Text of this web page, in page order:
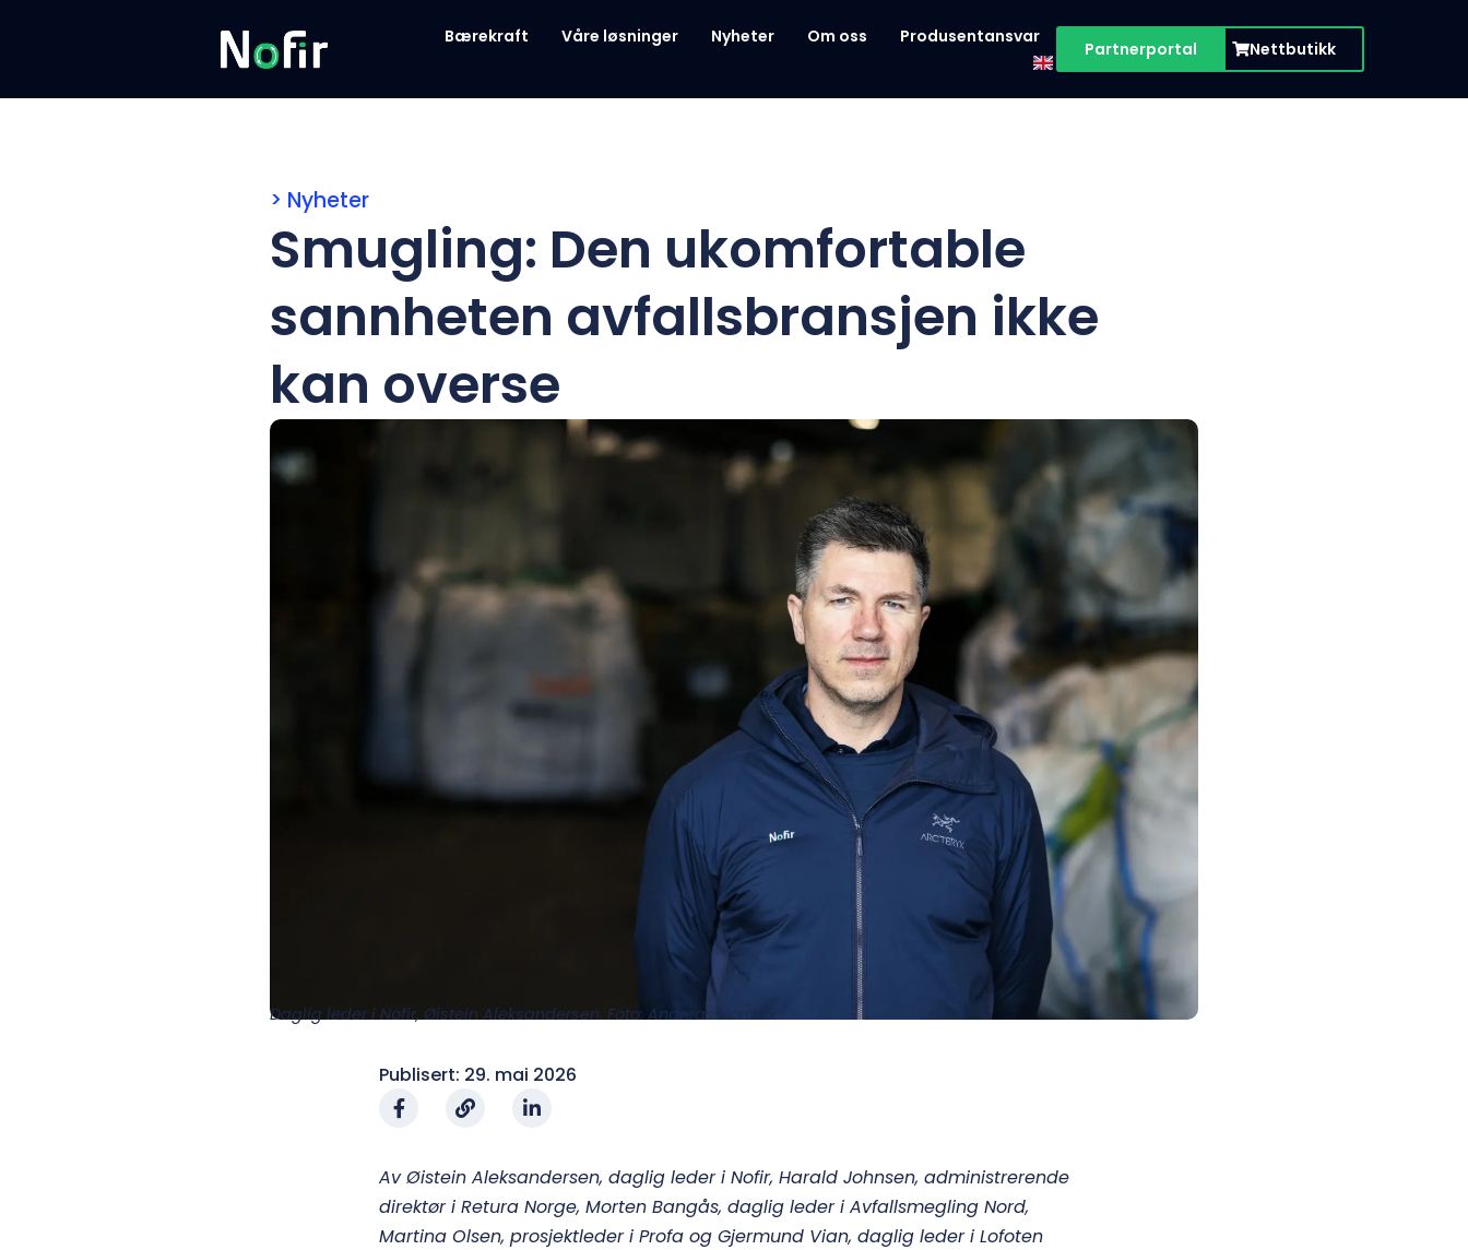
Bærekraft Våre løsninger Nyheter Om oss Produsentansvar
Partnerportal Nettbutikk
> Nyheter
Smugling: Den ukomfortable
sannheten avfallsbransjen ikke
kan overse
Daglig leder i Nofir, Øistein Aleksandersen. Foto: Andreas Nordvik
Publisert: 29. mai 2026
Av Øistein Aleksandersen, daglig leder i Nofir, Harald Johnsen, administrerende
direktør i Retura Norge, Morten Bangås, daglig leder i Avfallsmegling Nord,
Martina Olsen, prosjektleder i Profa og Gjermund Vian, daglig leder i Lofoten